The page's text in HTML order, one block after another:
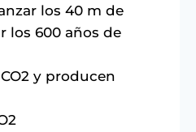
los 40 m de
los 600 años de
y producen